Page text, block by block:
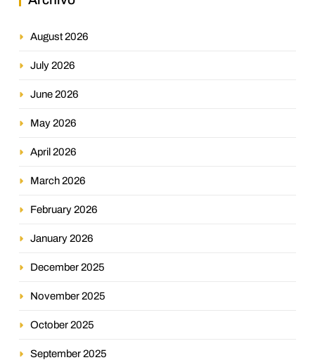
August 2026
July 2026
June 2026
May 2026
April 2026
March 2026
February 2026
January 2026
December 2025
November 2025
October 2025
September 2025